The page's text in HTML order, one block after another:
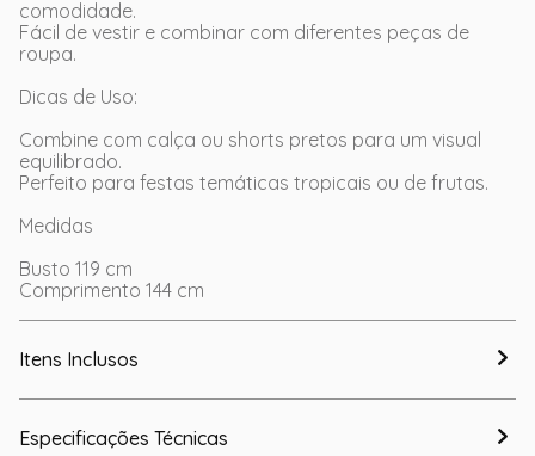
comodidade.
Fácil de vestir e combinar com diferentes peças de
roupa.
Dicas de Uso:
Combine com calça ou shorts pretos para um visual
equilibrado.
Perfeito para festas temáticas tropicais ou de frutas.
Medidas
Busto 119 cm
Comprimento 144 cm
Itens Inclusos
Especificações Técnicas